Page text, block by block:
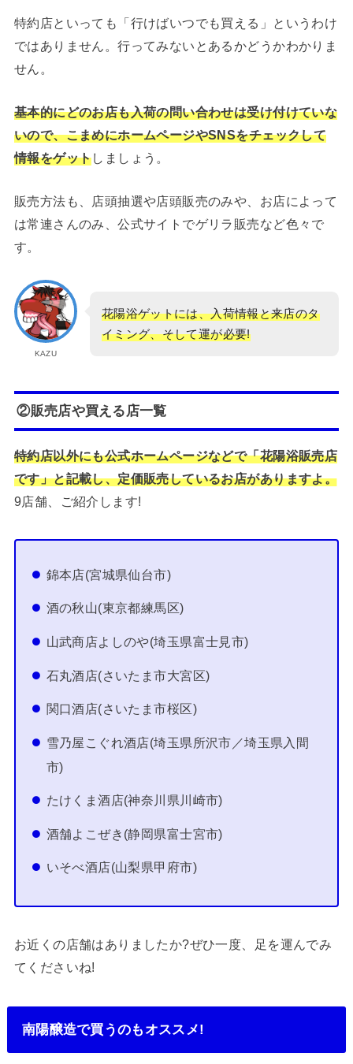
特約店といっても「行けばいつでも買える」というわけ
ではありません。行ってみないとあるかどうかわかりま
せん。
基本的にどのお店も入荷の問い合わせは受け付けていな
いので、こまめにホームページやSNSをチェックして
情報をゲットしましょう。
販売方法も、店頭抽選や店頭販売のみや、お店によって
は常連さんのみ、公式サイトでゲリラ販売など色々で
す。
KAZU
花陽浴ゲットには、入荷情報と来店のタ
イミング、そして運が必要!
②販売店や買える店一覧
特約店以外にも公式ホームページなどで「花陽浴販売店
です」と記載し、定価販売しているお店がありますよ。
9店舗、ご紹介します!
錦本店(宮城県仙台市)
酒の秋山(東京都練馬区)
山武商店よしのや(埼玉県富士見市)
石丸酒店(さいたま市大宮区)
関口酒店(さいたま市桜区)
雪乃屋こぐれ酒店(埼玉県所沢市／埼玉県入間
市)
たけくま酒店(神奈川県川崎市)
酒舗よこぜき(静岡県富士宮市)
いそべ酒店(山梨県甲府市)
お近くの店舗はありましたか?ぜひ一度、足を運んでみ
てくださいね!
南陽醸造で買うのもオススメ!